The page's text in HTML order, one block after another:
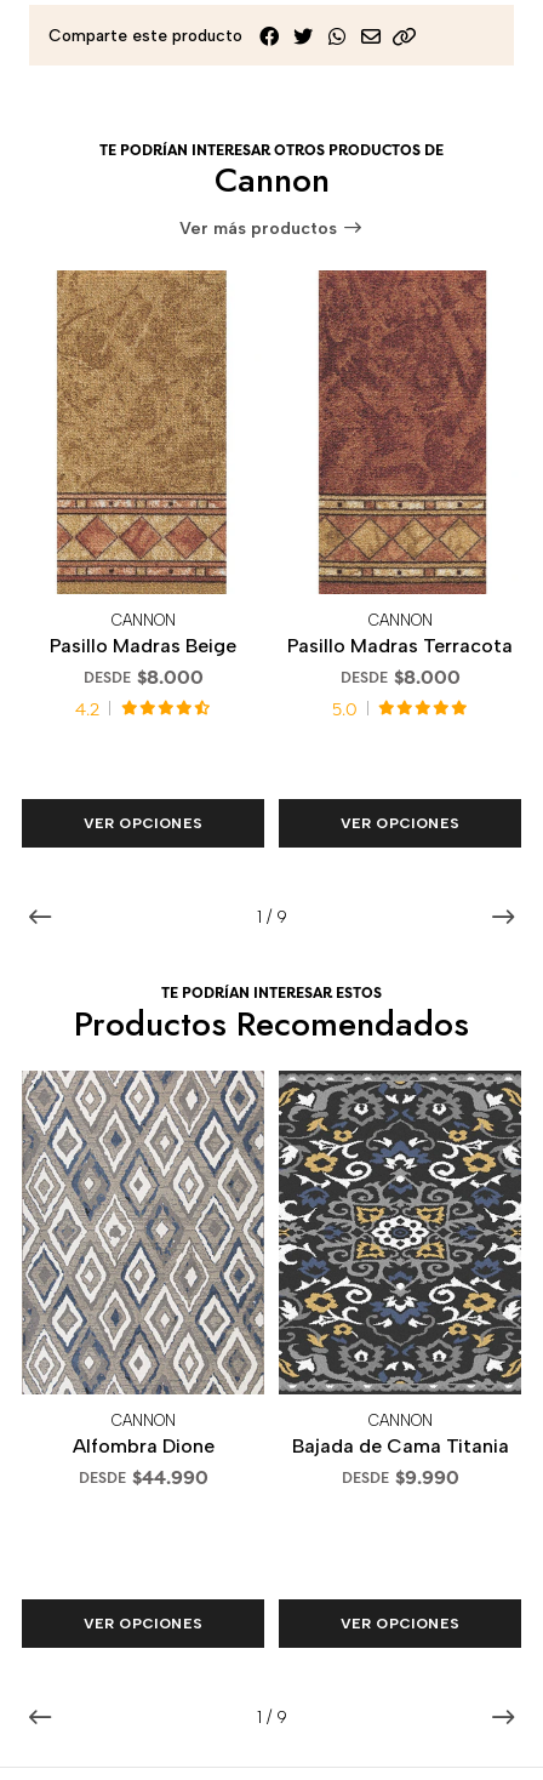
Comparte este producto
TE PODRÍAN INTERESAR OTROS PRODUCTOS DE
Cannon
Ver más productos
1 / 9
CANNON
Pasillo Madras Beige
DESDE $8.000
4.2
VER OPCIONES
CANNON
Pasillo Madras Terracota
DESDE $8.000
5.0
VER OPCIONES
TE PODRÍAN INTERESAR ESTOS
Productos Recomendados
1 / 9
CANNON
Alfombra Dione
DESDE $44.990
VER OPCIONES
CANNON
Bajada de Cama Titania
DESDE $9.990
VER OPCIONES